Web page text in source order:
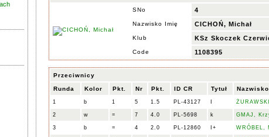
SNo 4
Nazwisko Imię CICHOŃ, Michał
Klub KSz Skoczek
Code 1108395
Przeciwnicy
Runda Kolor Pkt. Nr Pkt. ID CR Tytuł
1 b 1 5 1.5 PL-43127
2 w = 7 4.0 PL-5698 k GMAJ,
3 b = 4 2.0 PL-12860 I+ WRÓBEL,